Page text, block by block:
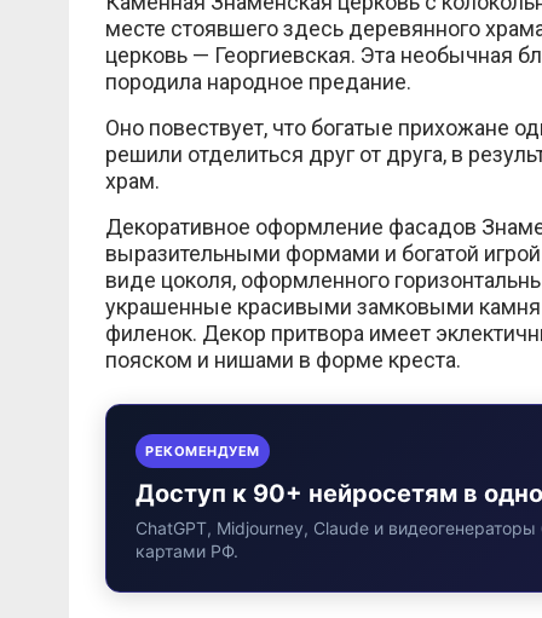
месте стоявшего здесь деревянного
церковь — Георгиевская. Эта необычная
породила народное предание.
Оно повествует, что богатые прихожане
решили отделиться друг от друга, в
храм.
Декоративное оформление фасадов
выразительными формами и богатой
виде цоколя, оформленного
украшенные красивыми замковыми
филенок. Декор притвора имеет
пояском и нишами в форме креста.
РЕКОМЕНДУЕМ
Доступ к 90+ нейросетям в
ChatGPT, Midjourney, Claude и видеогенераторы
картами РФ.